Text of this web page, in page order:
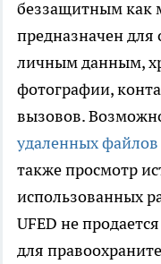
беззащитным как
предназначен для
личным данным,
фотографии,
вызовов.
удаленных файлов
также просмотр
использованных
UFED не
для